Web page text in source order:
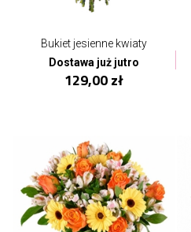
Bukiet jesienne kwiaty
Dostawa już jutro
129,00 zł